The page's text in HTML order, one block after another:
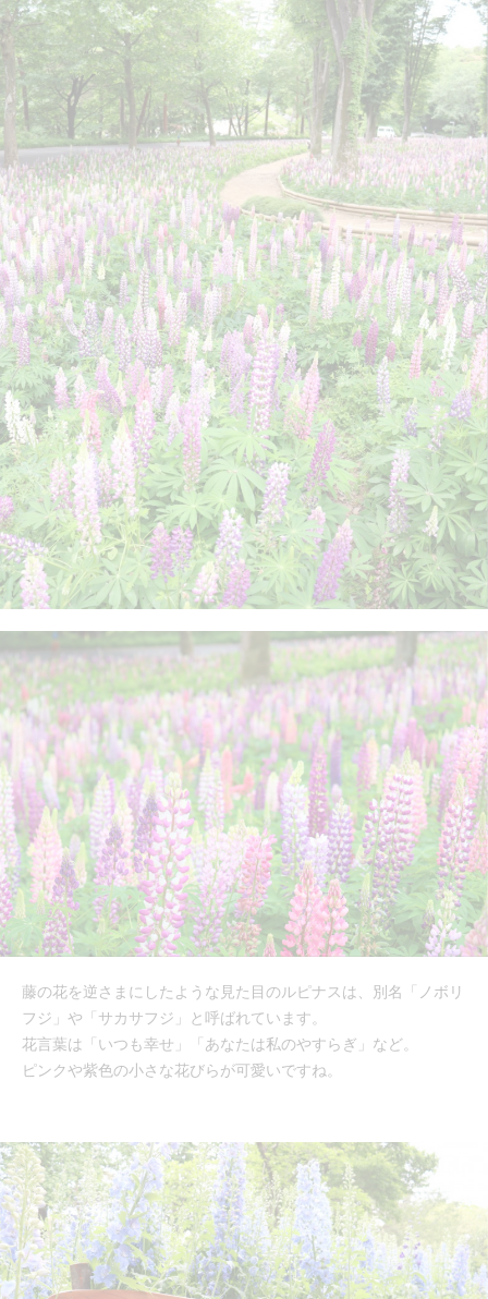
藤の花を逆さまにしたような見た目のルピナスは、別名「ノボリ
フジ」や「サカサフジ」と呼ばれています。
花言葉は「いつも幸せ」「あなたは私のやすらぎ」など。
ピンクや紫色の小さな花びらが可愛いですね。